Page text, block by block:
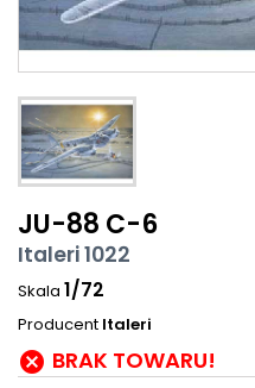
JU-88 C-6
Italeri 1022
Skala 1/72
Producent Italeri
 BRAK TOWARU!